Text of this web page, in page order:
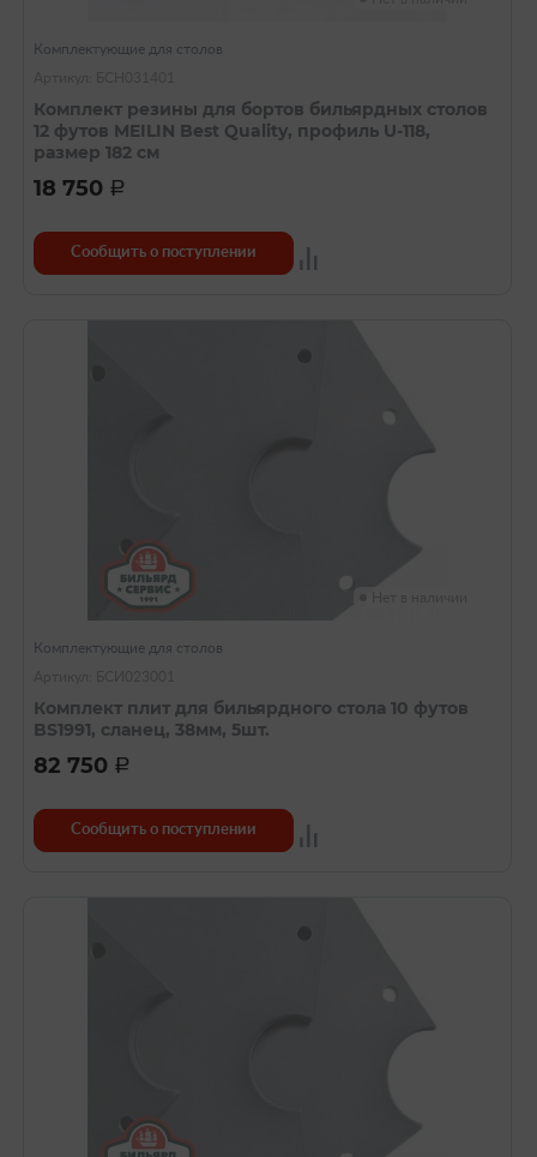
Комплектующие для столов
Комплект резины для бортов бильярдных столов
12 футов MEILIN Best Quality, профиль U-118,
размер 182 см
18 750 a
Сообщить о поступлении
Комплектующие для столов
Комплект плит для бильярдного стола 10 футов
BS1991, сланец, 38мм, 5шт.
82 750 a
Сообщить о поступлении